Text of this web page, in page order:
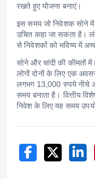
रखते हुए योजना बनाएं।
इस समय जो निवेशक सोने
उचित कहा जा सकता है।
से निवेशकों को भविष्य में
सोने और चांदी की कीमतों
लोगों दोनों के लिए एक
लगभग 13,000 रुपये नीचे
समय बनाता है। वित्तीय
निवेश के लिए यह समय